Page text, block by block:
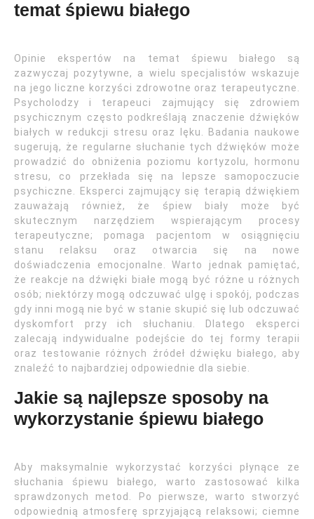
temat śpiewu białego
Opinie ekspertów na temat śpiewu białego są
zazwyczaj pozytywne, a wielu specjalistów wskazuje
na jego liczne korzyści zdrowotne oraz terapeutyczne.
Psycholodzy i terapeuci zajmujący się zdrowiem
psychicznym często podkreślają znaczenie dźwięków
białych w redukcji stresu oraz lęku. Badania naukowe
sugerują, że regularne słuchanie tych dźwięków może
prowadzić do obniżenia poziomu kortyzolu, hormonu
stresu, co przekłada się na lepsze samopoczucie
psychiczne. Eksperci zajmujący się terapią dźwiękiem
zauważają również, że śpiew biały może być
skutecznym narzędziem wspierającym procesy
terapeutyczne; pomaga pacjentom w osiągnięciu
stanu relaksu oraz otwarcia się na nowe
doświadczenia emocjonalne. Warto jednak pamiętać,
że reakcje na dźwięki białe mogą być różne u różnych
osób; niektórzy mogą odczuwać ulgę i spokój, podczas
gdy inni mogą nie być w stanie skupić się lub odczuwać
dyskomfort przy ich słuchaniu. Dlatego eksperci
zalecają indywidualne podejście do tej formy terapii
oraz testowanie różnych źródeł dźwięku białego, aby
znaleźć to najbardziej odpowiednie dla siebie.
Jakie są najlepsze sposoby na
wykorzystanie śpiewu białego
Aby maksymalnie wykorzystać korzyści płynące ze
słuchania śpiewu białego, warto zastosować kilka
sprawdzonych metod. Po pierwsze, warto stworzyć
odpowiednią atmosferę sprzyjającą relaksowi; ciemne